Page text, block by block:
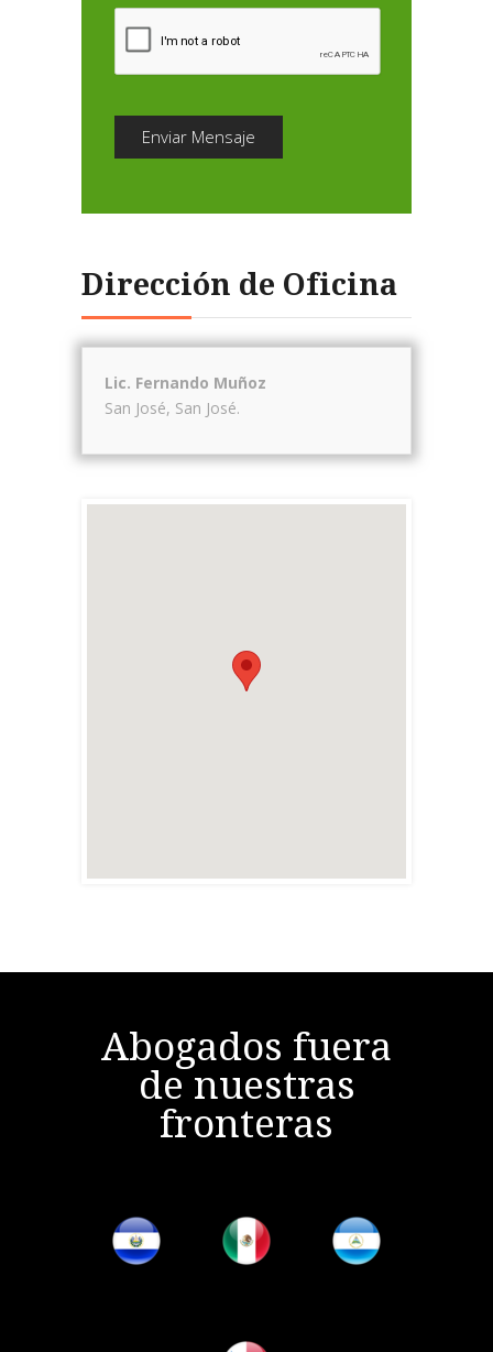
Enviar Mensaje
Dirección de Oficina
Lic. Fernando Muñoz
San José, San José.
Abogados fuera
de nuestras
fronteras